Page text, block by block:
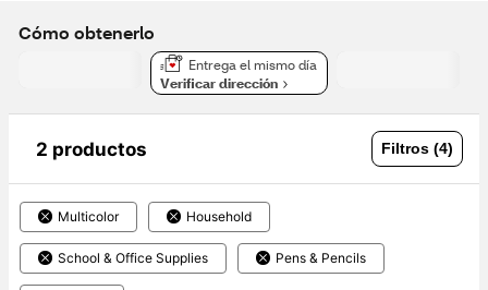
Cómo obtenerlo
Entrega el mismo día
Verificar dirección
2 productos Filtros (4)
Multicolor Household
School & Office Supplies Pens & Pencils